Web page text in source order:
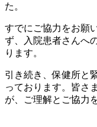
た。
すでにご協力をお願
ず、入院患者さんへ
ります。
引き続き、保健所と
っております。皆さ
が、ご理解とご協力